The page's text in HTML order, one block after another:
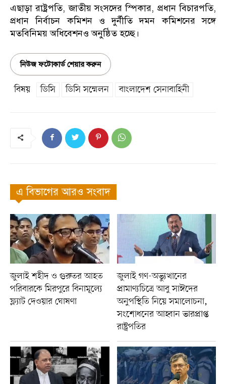
এছাড়া রাষ্ট্রপতি, জাতীয় সংসদের স্পিকার, প্রধান বিচারপতি,
প্রধান নির্বাচন কমিশন ও দুর্নীতি দমন কমিশনের সঙ্গে
মতবিনিময় অধিবেশনও অনুষ্ঠিত হচ্ছে।
নিউজ ফটোকার্ড শেয়ার করুন
বিষয় ডিসি ডিসি সম্মেলন বাংলাদেশ সেনাবাহিনী
এ বিভাগের আরও সংবাদ
জুলাই শহীদ ও গুরুতর আহত
পরিবারকে মিরপুরে বিনামূল্যে
ফ্ল্যাট দেওয়ার ঘোষণা
জুলাই গণ-অভ্যুত্থানের
প্রামাণ্যচিত্রে আবু সাঈদের
অনুপস্থিতি নিয়ে সমালোচনা,
সংশোধনের আহ্বান ভারপ্রাপ্ত
রাষ্ট্রপতির